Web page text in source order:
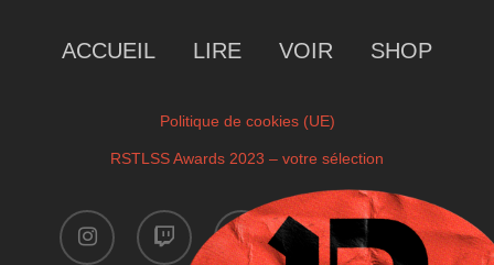
ACCUEIL LIRE VOIR SHOP
Politique de cookies (UE)
RSTLSS Awards 2023 – votre sélection
instagram twitch facebook youtube
x-
twitter